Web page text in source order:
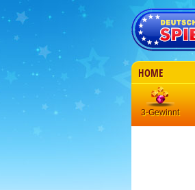
HOME
3-Gewinnt